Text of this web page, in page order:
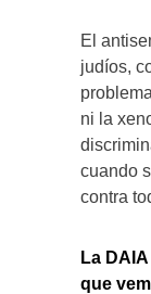
El
judíos,
ni la
cuando
contra
La
que